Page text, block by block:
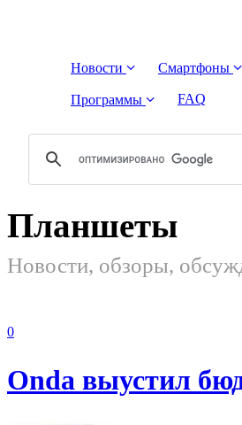
Новости Смартфоны
Программы FAQ
Планшеты
Новости, обзоры,
0
Onda выустил